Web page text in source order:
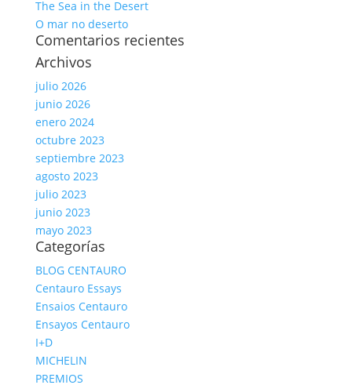
The Sea in the Desert
O mar no deserto
Comentarios recientes
Archivos
julio 2026
junio 2026
enero 2024
octubre 2023
septiembre 2023
agosto 2023
julio 2023
junio 2023
mayo 2023
Categorías
BLOG CENTAURO
Centauro Essays
Ensaios Centauro
Ensayos Centauro
I+D
MICHELIN
PREMIOS